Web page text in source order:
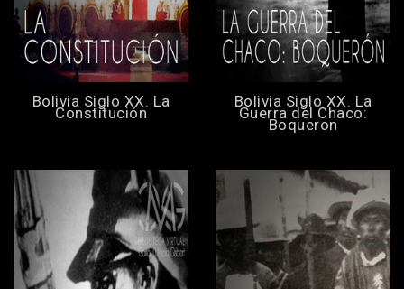
Bolivia Siglo XX. La
Constitución
Bolivia Siglo XX. La
Guerra del Chaco:
Boqueron